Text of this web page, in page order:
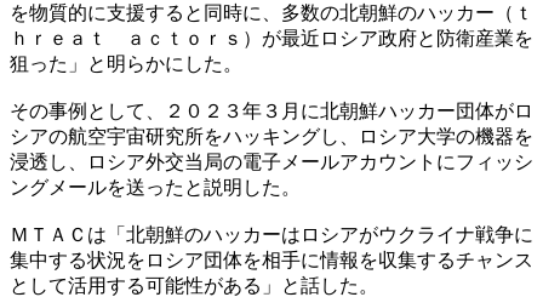
を物質的に支援すると同時に、多数の北朝鮮のハッカー（ｔ
ｈｒｅａｔ ａｃｔｏｒｓ）が最近ロシア政府と防衛産業を
狙った」と明らかにした。
その事例として、２０２３年３月に北朝鮮ハッカー団体がロ
シアの航空宇宙研究所をハッキングし、ロシア大学の機器を
浸透し、ロシア外交当局の電子メールアカウントにフィッシ
ングメールを送ったと説明した。
ＭＴＡＣは「北朝鮮のハッカーはロシアがウクライナ戦争に
集中する状況をロシア団体を相手に情報を収集するチャンス
として活用する可能性がある」と話した。